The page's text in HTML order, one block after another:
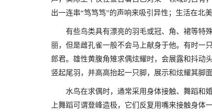
出一连串“笃笃笃”的声响来吸引异性；生活在北
有些鸟类具有漂亮的羽毛或冠、角、裙等特
丽，但是雌孔雀一般不会马上献身于他。有时一
郎君。雄性黄腹角雉求偶炫耀时，会展露和抖动
竖起尾羽，并高高抬起一只脚，展示和炫耀其脚
水鸟在求偶时，通常采用身体接触、舞蹈和
上舞蹈可谓登峰造极，它们反复用嘴来接触身